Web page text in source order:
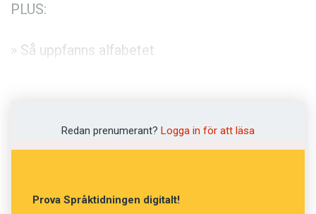
Press
PLUS:
» Så uppfanns alfabetet
» Dialektforskaren Ernst Wigforss
Redan prenumerant? Logga in för att läsa
Prova Språktidningen digitalt!